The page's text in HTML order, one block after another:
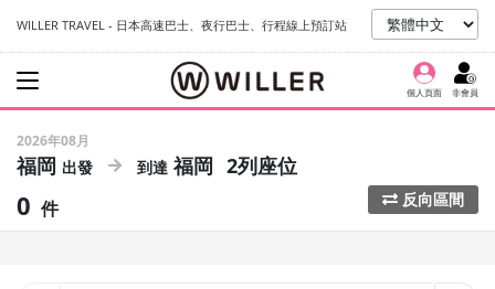
WILLER TRAVEL - 日本高速巴士、夜行巴士、行程線上預訂站
個人頁面 非會員
2026年08月
福岡 福岡 2列座位
0 件 反向區間